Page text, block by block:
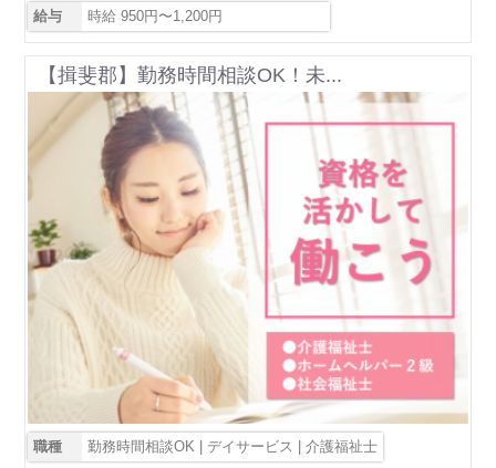
給与 時給 950円〜1,200円
【揖斐郡】勤務時間相談OK！未...
職種 勤務時間相談OK | デイサービス | 介護福祉士